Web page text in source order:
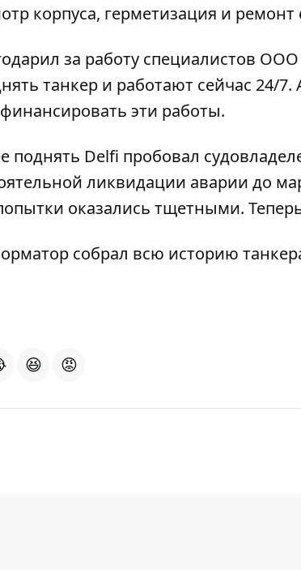
корпуса, герметизация и
за работу специалистов
танкер и работают сейчас 24/
эти работы.
поднять Delfi пробовал
ликвидации аварии до
оказались тщетными.
собрал всю историю
😆 😡